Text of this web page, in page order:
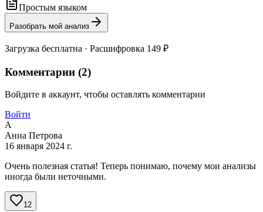
Простым языком
Разобрать мой анализ
Загрузка бесплатна · Расшифровка 149 ₽
Комментарии (2)
Войдите в аккаунт, чтобы оставлять комментарии
Войти
А
Анна Петрова
16 января 2024 г.
Очень полезная статья! Теперь понимаю, почему мои анализы
иногда были неточными.
12